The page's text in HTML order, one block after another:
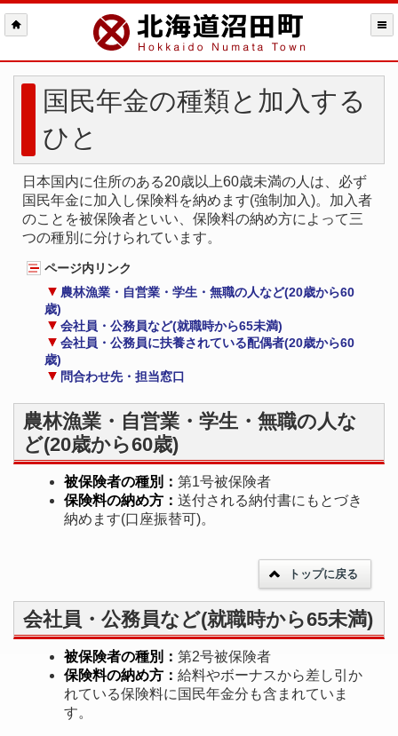
国民年金の種類と加入する
ひと
日本国内に住所のある20歳以上60歳未満の人は、必ず
国民年金に加入し保険料を納めます(強制加入)。加入者
のことを被保険者といい、保険料の納め方によって三
つの種別に分けられています。
ページ内リンク
農林漁業・自営業・学生・無職の人など(20歳から60
歳)
会社員・公務員など(就職時から65未満)
会社員・公務員に扶養されている配偶者(20歳から60
歳)
問合わせ先・担当窓口
農林漁業・自営業・学生・無職の人な
ど(20歳から60歳)
被保険者の種別： 第1号被保険者
保険料の納め方： 送付される納付書にもとづき
納めます(口座振替可)。
トップに戻る
会社員・公務員など(就職時から65未満)
被保険者の種別： 第2号被保険者
保険料の納め方： 給料やボーナスから差し引か
れている保険料に国民年金分も含まれていま
す。